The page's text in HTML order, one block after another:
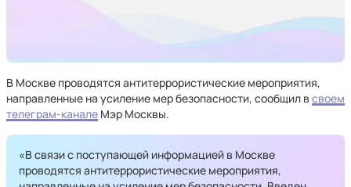
В Москве проводятся антитеррористические мероприятия,
направленные на усиление мер безопасности, сообщил в своем
телеграм-канале Мэр Москвы.
«В связи с поступающей информацией в Москве
проводятся антитеррористические мероприятия,